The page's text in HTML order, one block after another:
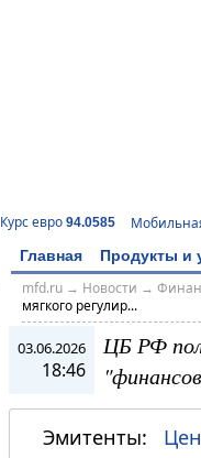
Курс евро 94.0585
Главная Продукты и
mfd.ru→ Новости →
мягкого регулир...
03.06.2026
18:46
ЦБ РФ
Эмитенты: